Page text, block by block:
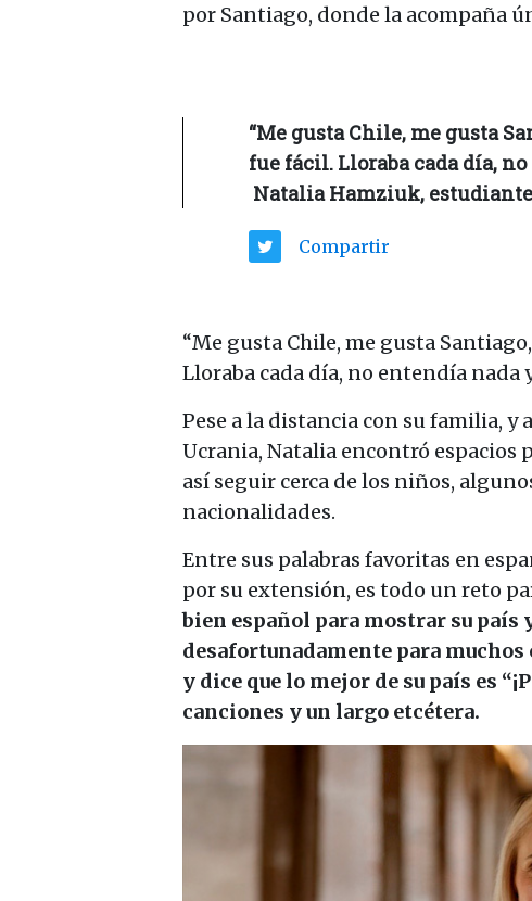
por Santiago, donde la acompaña
“Me gusta Chile, me gusta
fue fácil. Lloraba cada día,
Natalia Hamziuk,
Compartir
“Me gusta Chile, me gusta
Lloraba cada día, no entendía nada
Pese a la distancia con su familia, y
Ucrania, Natalia encontró espacios
así seguir cerca de los niños,
nacionalidades.
Entre sus palabras favoritas en
por su extensión, es todo un reto
bien español para mostrar su país
desafortunadamente para muchos
y dice que lo mejor de su país es
canciones y un largo etcétera.